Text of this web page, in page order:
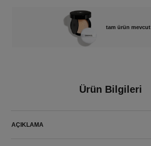
tam ürün mevcut
Ürün Bilgileri
AÇIKLAMA